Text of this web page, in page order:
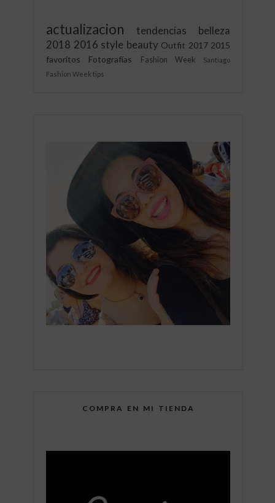
actualizacion tendencias
belleza
2018 2016 style beauty Outfit 2017 2015
favoritos
Fotografías Fashion Week
Santiago
Fashion Week tips
COMPRA EN MI TIENDA